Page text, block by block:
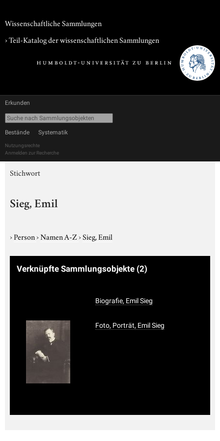
Wissenschaftliche Sammlungen
› Teil-Katalog der wissenschaftlichen Sammlungen
Erkunden
Bestände Systematik
Nutzungsrechte
Anmelden zur Recherche
Stichwort
Sieg, Emil
›Person›Namen A-Z›Sieg, Emil
Verknüpfte Sammlungsobjekte (2)
Biografie, Emil Sieg
Foto, Porträt, Emil Sieg